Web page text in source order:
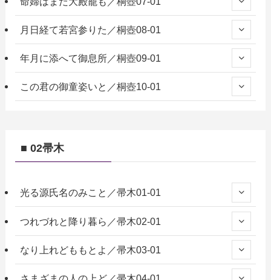
月日経て若宮参りた／桐壺08-01
年月に添へて御息所／桐壺09-01
この君の御童姿いと／桐壺10-01
■ 02帚木
光る源氏名のみこと／帚木01-01
つれづれと降り暮ら／帚木02-01
なり上れどももとよ／帚木03-01